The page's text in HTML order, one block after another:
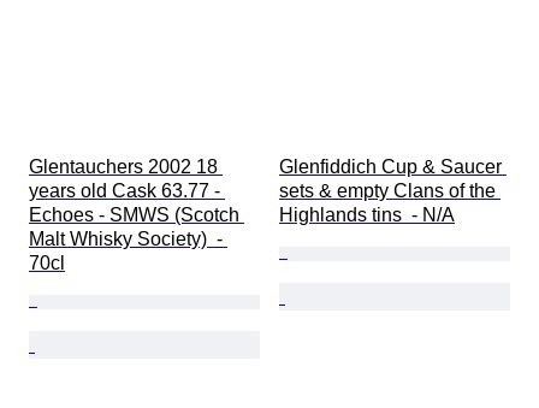
Glentauchers 2002 18
years old Cask 63.77 -
Echoes - SMWS (Scotch
Malt Whisky Society)  -
70cl
Glenfiddich Cup & Saucer
sets & empty Clans of the
Highlands tins  - N/A